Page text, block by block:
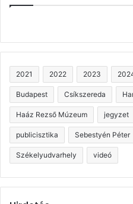
2021 2022 2023
Budapest Csíkszereda
Haáz Rezső Múzeum jegyzet
publicisztika Sebestyén Péter
Székelyudvarhely videó